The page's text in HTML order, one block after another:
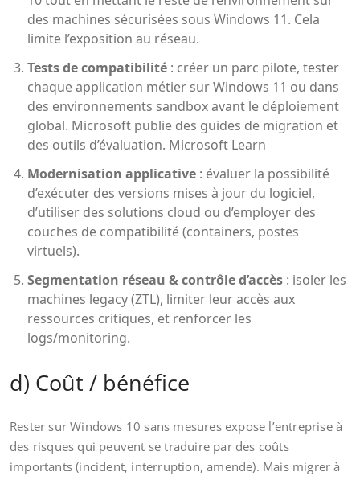
des machines sécurisées sous Windows 11. Cela
limite l’exposition au réseau.
Tests de compatibilité : créer un parc pilote, tester
chaque application métier sur Windows 11 ou dans
des environnements sandbox avant le déploiement
global. Microsoft publie des guides de migration et
des outils d’évaluation. Microsoft Learn
Modernisation applicative : évaluer la possibilité
d’exécuter des versions mises à jour du logiciel,
d’utiliser des solutions cloud ou d’employer des
couches de compatibilité (containers, postes
virtuels).
Segmentation réseau & contrôle d’accès : isoler les
machines legacy (ZTL), limiter leur accès aux
ressources critiques, et renforcer les
logs/monitoring.
d) Coût / bénéfice
Rester sur Windows 10 sans mesures expose l’entreprise à
des risques qui peuvent se traduire par des coûts
importants (incident, interruption, amende). Mais migrer à